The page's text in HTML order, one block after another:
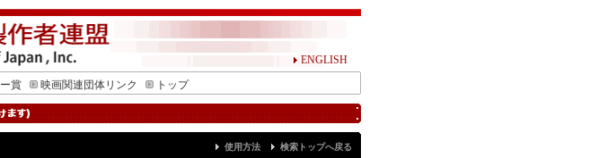
ENGLISH
賞 映画関連団体リンク トップ
使用方法 検索トップへ戻る